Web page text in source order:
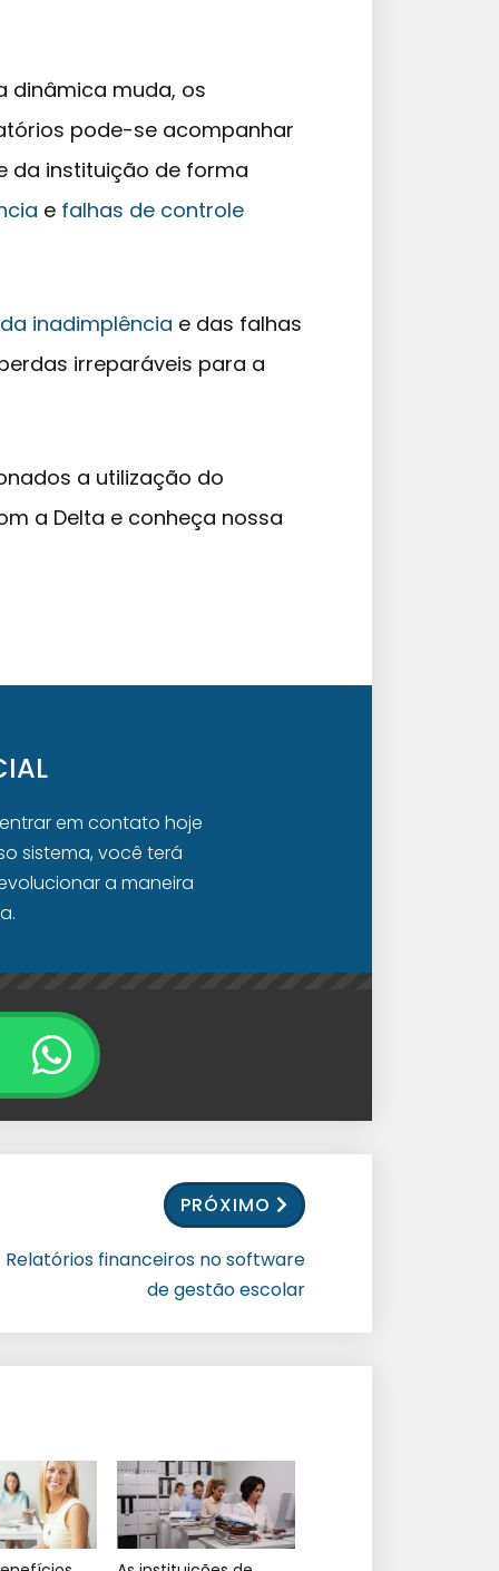
dinâmica muda, os
pode-se acompanhar
da instituição de forma
e falhas de controle
inadimplência e das falhas
irreparáveis para a
a utilização do
a Delta e conheça nossa
em contato hoje
sistema, você terá
a maneira
PRÓXIMO
Relatórios financeiros no software
de gestão escolar